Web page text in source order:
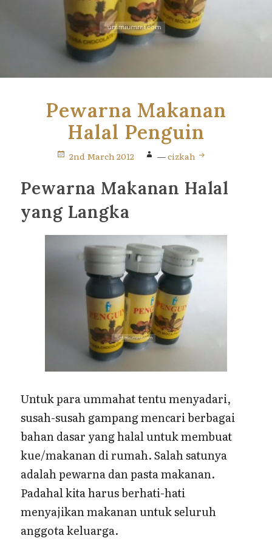
Pewarna Makanan
Halal Penguin
2nd March 2012 —cizkah
Pewarna Makanan Halal
yang Langka
Untuk para ummahat tentu menyadari,
susah-susah gampang mencari berbagai
bahan dasar yang halal untuk membuat
kue/makanan di rumah. Salah satunya
adalah pewarna dan pasta makanan.
Padahal kita harus berhati-hati
menyajikan makanan untuk seluruh
anggota keluarga.